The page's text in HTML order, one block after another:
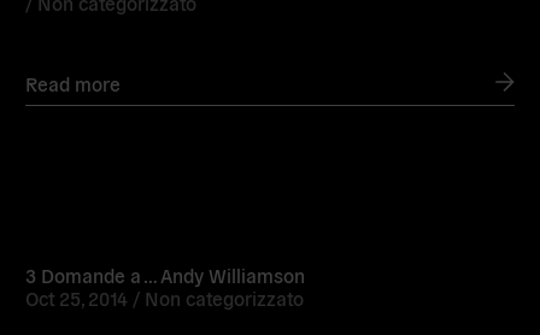
Read more
3 Domande a … Andy Williamson
Oct 25, 2014 / Non categorizzato